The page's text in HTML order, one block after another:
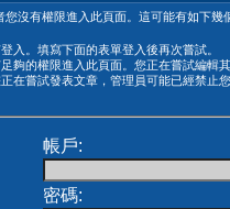
您沒有權限進入此頁面。這可能有如下幾
入。填寫下面的表單登入後再次嘗試。
夠的權限進入此頁面。您正在嘗試編輯
在嘗試發表文章，管理員可能已經禁止
帳戶:
密碼: